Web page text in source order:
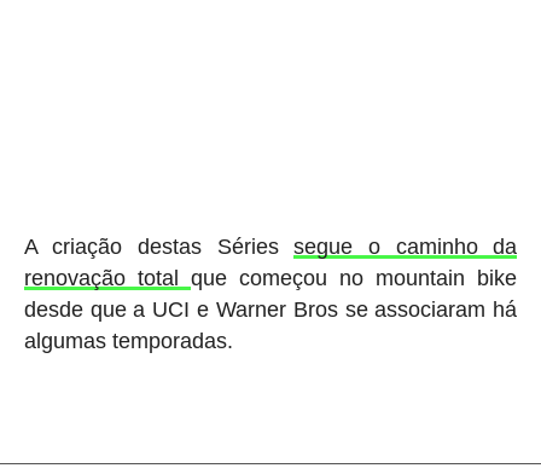
A criação destas Sériessegue o caminho da
renovação total que começou no mountain bike
desde que a UCI e Warner Bros se associaram há
algumas temporadas.